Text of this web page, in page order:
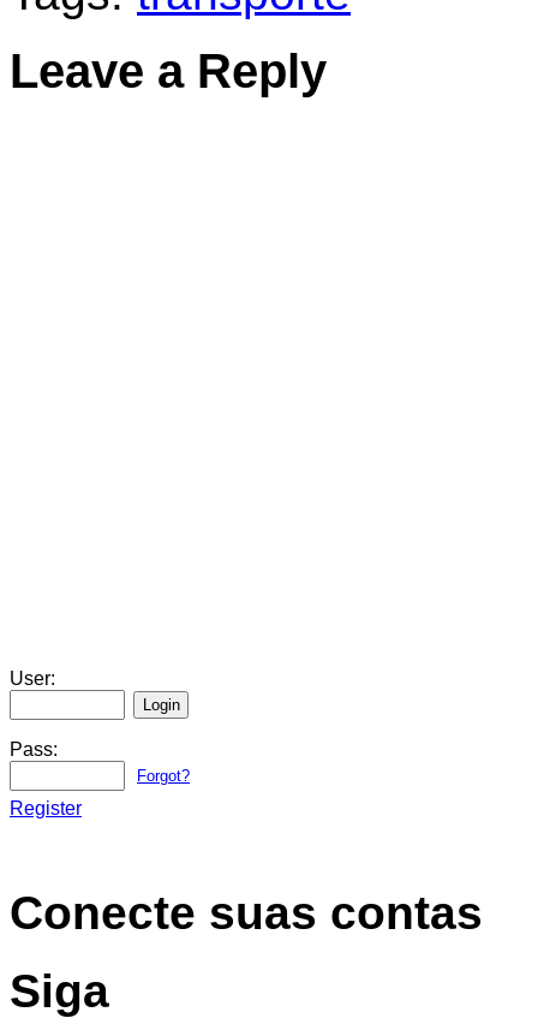
Leave a Reply
User:
Pass:
Forgot?
Register
Conecte suas contas
Siga